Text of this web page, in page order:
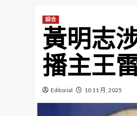
綜合
黃明志
播主王
Editorial 10 11 月, 2025